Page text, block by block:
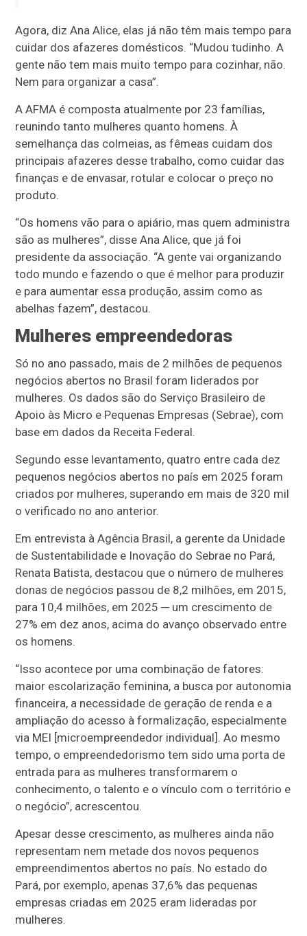
Agora, diz Ana Alice, elas já não têm mais tempo para
cuidar dos afazeres domésticos. “Mudou tudinho. A
gente não tem mais muito tempo para cozinhar, não.
Nem para organizar a casa”.
A AFMA é composta atualmente por 23 famílias,
reunindo tanto mulheres quanto homens. À
semelhança das colmeias, as fêmeas cuidam dos
principais afazeres desse trabalho, como cuidar das
finanças e de envasar, rotular e colocar o preço no
produto.
“Os homens vão para o apiário, mas quem administra
são as mulheres”, disse Ana Alice, que já foi
presidente da associação. “A gente vai organizando
todo mundo e fazendo o que é melhor para produzir
e para aumentar essa produção, assim como as
abelhas fazem”, destacou.
Mulheres empreendedoras
Só no ano passado, mais de 2 milhões de pequenos
negócios abertos no Brasil foram liderados por
mulheres. Os dados são do Serviço Brasileiro de
Apoio às Micro e Pequenas Empresas (Sebrae), com
base em dados da Receita Federal.
Segundo esse levantamento, quatro entre cada dez
pequenos negócios abertos no país em 2025 foram
criados por mulheres, superando em mais de 320 mil
o verificado no ano anterior.
Em entrevista à Agência Brasil, a gerente da Unidade
de Sustentabilidade e Inovação do Sebrae no Pará,
Renata Batista, destacou que o número de mulheres
donas de negócios passou de 8,2 milhões, em 2015,
para 10,4 milhões, em 2025 ─ um crescimento de
27% em dez anos, acima do avanço observado entre
os homens.
“Isso acontece por uma combinação de fatores:
maior escolarização feminina, a busca por autonomia
financeira, a necessidade de geração de renda e a
ampliação do acesso à formalização, especialmente
via MEI [microempreendedor individual]. Ao mesmo
tempo, o empreendedorismo tem sido uma porta de
entrada para as mulheres transformarem o
conhecimento, o talento e o vínculo com o território e
o negócio”, acrescentou.
Apesar desse crescimento, as mulheres ainda não
representam nem metade dos novos pequenos
empreendimentos abertos no país. No estado do
Pará, por exemplo, apenas 37,6% das pequenas
empresas criadas em 2025 eram lideradas por
mulheres.